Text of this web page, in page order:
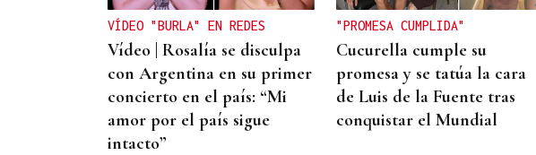
VÍDEO "BURLA" EN REDES
Vídeo | Rosalía se disculpa
con Argentina en su primer
concierto en el país: “Mi
amor por el país sigue
intacto”
"PROMESA CUMPLIDA"
Cucurella cumple su
promesa y se tatúa la cara
de Luis de la Fuente tras
conquistar el Mundial